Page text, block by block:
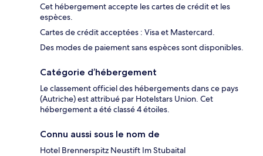
Cet hébergement accepte les cartes de crédit et les
espèces.
Cartes de crédit acceptées : Visa et Mastercard.
Des modes de paiement sans espèces sont disponibles.
Catégorie d’hébergement
Le classement officiel des hébergements dans ce pays
(Autriche) est attribué par Hotelstars Union. Cet
hébergement a été classé 4 étoiles.
Connu aussi sous le nom de
Hotel Brennerspitz Neustift Im Stubaital